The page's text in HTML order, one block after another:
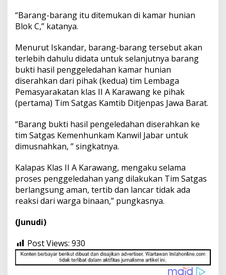
“Barang-barang itu ditemukan di kamar hunian
Blok C,” katanya.
Menurut Iskandar, barang-barang tersebut akan
terlebih dahulu didata untuk selanjutnya barang
bukti hasil penggeledahan kamar hunian
diserahkan dari pihak (kedua) tim Lembaga
Pemasyarakatan klas II A Karawang ke pihak
(pertama) Tim Satgas Kamtib Ditjenpas Jawa Barat.
“Barang bukti hasil pengeledahan diserahkan ke
tim Satgas Kemenhunkam Kanwil Jabar untuk
dimusnahkan, ” singkatnya.
Kalapas Klas II A Karawang, mengaku selama
proses penggeledahan yang dilakukan Tim Satgas
berlangsung aman, tertib dan lancar tidak ada
reaksi dari warga binaan,” pungkasnya.
(Junudi)
Post Views: 930